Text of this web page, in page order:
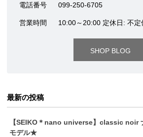
電話番号 099-250-6705
営業時間 10:00～20:00 定休日: 不定
SHOP BLOG
最新の投稿
【SEIKO＊nano universe】classic noir
モデル★